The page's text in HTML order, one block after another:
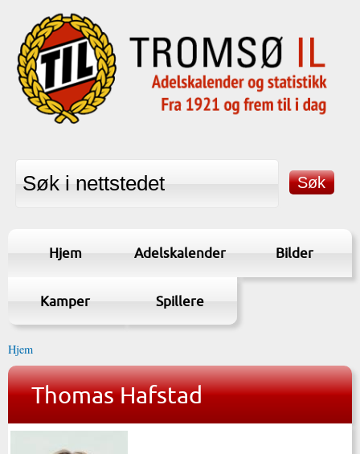
Hjem Adelskalender Bilder
Kamper Spillere
Hjem
Thomas Hafstad